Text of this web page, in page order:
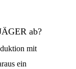
ab?
mit
ein